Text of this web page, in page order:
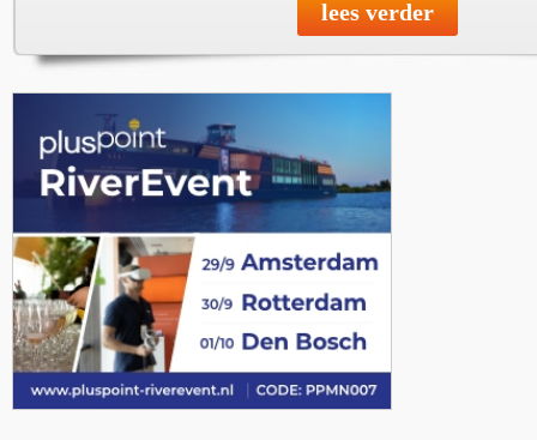
lees verder